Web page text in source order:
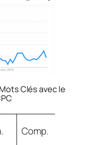
Clés avec le
Comp.